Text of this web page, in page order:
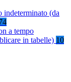
indeterminato (da
a tempo
in tabelle) 10